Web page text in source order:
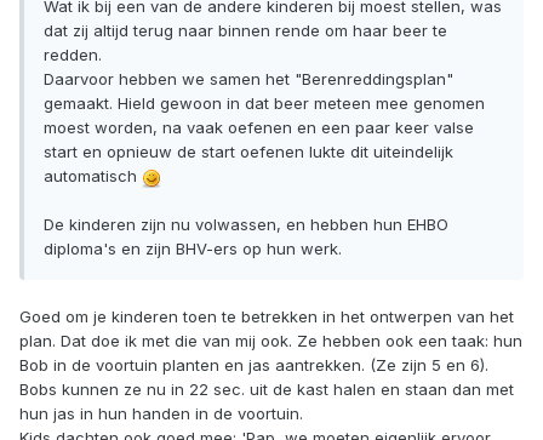
Wat ik bij een van de andere kinderen bij moest stellen, was
dat zij altijd terug naar binnen rende om haar beer te
redden.
Daarvoor hebben we samen het "Berenreddingsplan"
gemaakt. Hield gewoon in dat beer meteen mee genomen
moest worden, na vaak oefenen en een paar keer valse
start en opnieuw de start oefenen lukte dit uiteindelijk
automatisch
De kinderen zijn nu volwassen, en hebben hun EHBO
diploma's en zijn BHV-ers op hun werk.
Goed om je kinderen toen te betrekken in het ontwerpen van het
plan. Dat doe ik met die van mij ook. Ze hebben ook een taak: hun
Bob in de voortuin planten en jas aantrekken. (Ze zijn 5 en 6).
Bobs kunnen ze nu in 22 sec. uit de kast halen en staan dan met
hun jas in hun handen in de voortuin.